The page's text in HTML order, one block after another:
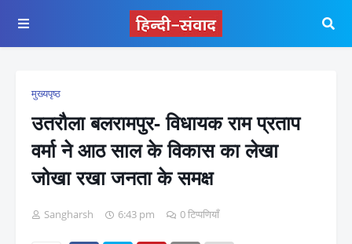
मुख्यपृष्ठ
उतरौला बलरामपुर- विधायक राम प्रताप
वर्मा ने आठ साल के विकास का लेखा
जोखा रखा जनता के समक्ष
Sangharsh 6:43 pm 0 टिप्पणियाँ